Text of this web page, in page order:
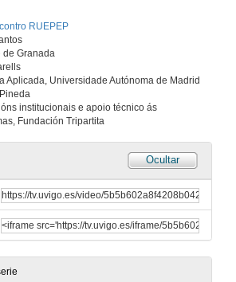
RUEPEP
de Granada
Aplicada, Universidade Autónoma de Madrid
institucionais e apoio técnico ás
Fundación Tripartita
Ocultar
Quenda de preguntas
12 de mar. de 2010
Mesa Redonda, primeira intervención
Financiamento da Formación Permanente
12 de mar. de 2010
Mesa Redonda, segunda intervención
Financiamento da Formación Permanente
12 de mar. de 2010
Mesa Redonda, terceira intervención